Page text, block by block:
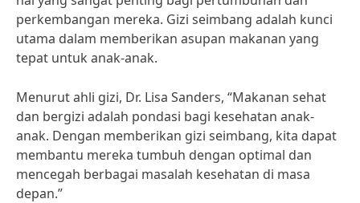
perkembangan mereka. Gizi seimbang adalah kunci
utama dalam memberikan asupan makanan yang
tepat untuk anak-anak.
Menurut ahli gizi, Dr. Lisa Sanders, “Makanan sehat
dan bergizi adalah pondasi bagi kesehatan anak-
anak. Dengan memberikan gizi seimbang, kita dapat
membantu mereka tumbuh dengan optimal dan
mencegah berbagai masalah kesehatan di masa
depan.”